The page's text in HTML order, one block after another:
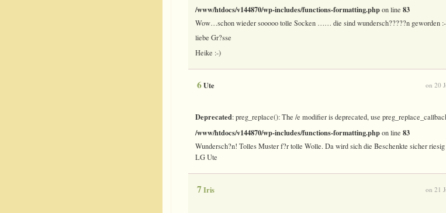
/www/htdocs/v144870/wp-includes/functions-formatting.phpon line 83
Wow…schon wieder sooooo tolle Socken …… die sind wundersch?????n geworden
liebe Gr?sse
Heike :-)
on 20
6Ute
Deprecated: preg_replace(): The /e modifier is deprecated, use
/www/htdocs/v144870/wp-includes/functions-formatting.phpon line 83
Wundersch?n! Tolles Muster f?r tolle Wolle. Da wird sich die Beschenkte sicher riesig
LG Ute
on 21
7Iris